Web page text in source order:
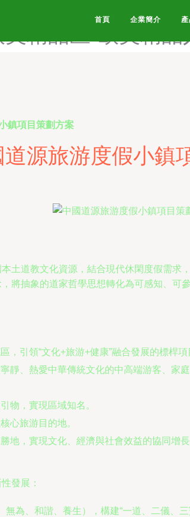
片-欧美精品乱码-
首頁 企業簡介 產
鎮項目策劃方案
道源旅游度假小鎮
土道教文化資源，結合現代休閑度假需
將抽象的道家哲學思想轉化為可感知、
，引領“文化+旅游+健康”融合發展的標桿項
靜、熱愛中華傳統文化的中高端游客、家
物，實現區域知名。
心旅游目的地。
地，實現文化、經濟與社會效益的協同增長
發展：
無為、和諧、養生），構建“一道、二儀、